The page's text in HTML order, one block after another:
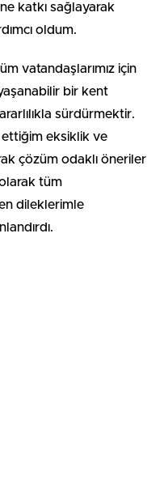
katkı sağlayarak
oldum.
vatandaşlarımız için
bir kent
sürdürmektir.
ettiğim eksiklik ve
çözüm odaklı öneriler
tüm
dileklerimle